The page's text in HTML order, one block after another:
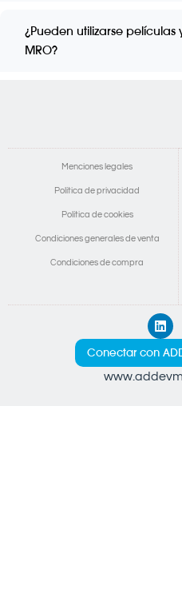
¿Pueden utilizarse
MRO?
Menciones legales
Política de privacidad
Política de cookies
Condiciones generales de venta
Condiciones de compra
Conectar con